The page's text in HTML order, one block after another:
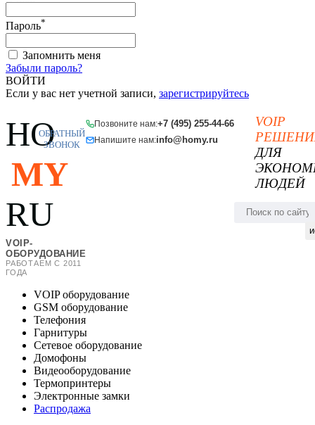
Пароль*
Запомнить меня
Забыли пароль?
ВОЙТИ
Если у вас нет учетной записи, зарегистрируйтесь
HO
MY
RU
VOIP-
ОБОРУДОВАНИЕ
РАБОТАЕМ С 2011
ГОДА
Позвоните нам:+7 (495) 255-44-66
Напишите нам:info@homy.ru
ОБРАТНЫЙ
ЗВОНОК
VOIP
ДЛЯ
ЛЮДЕЙ
VOIP оборудование
GSM оборудование
Телефония
Гарнитуры
Сетевое оборудование
Домофоны
Видеооборудование
Термопринтеры
Электронные замки
Распродажа